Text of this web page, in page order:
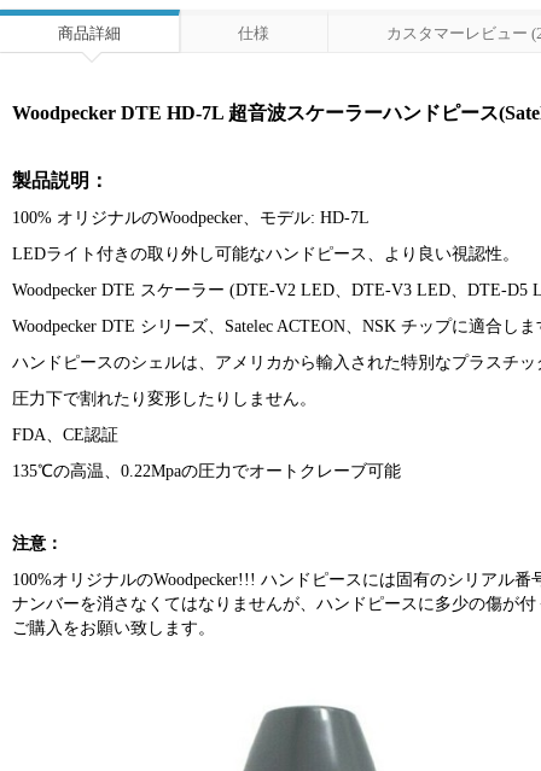
商品詳細 仕様 カスタマーレビュー
Woodpecker DTE HD-7L 超音波スケーラーハンドピース
製品説明：
100% オリジナルのWoodpecker、モデル: HD-7L
LEDライト付きの取り外し可能なハンドピース、より良い視認性。
Woodpecker DTE スケーラー (DTE-V2 LED、DTE-V3 LED、DTE-
Woodpecker DTE シリーズ、Satelec ACTEON、NSK チップに適合しま
ハンドピースのシェルは、アメリカから輸入された特別なプラスチッ
圧力下で割れたり変形したりしません。
FDA、CE認証
135℃の高温、0.22Mpaの圧力でオートクレーブ可能
注意：
100%オリジナルのWoodpecker!!! ハンドピースには固有のシリアル
ナンバーを消さなくてはなりませんが、ハンドピースに多少の傷が
ご購入をお願い致します。